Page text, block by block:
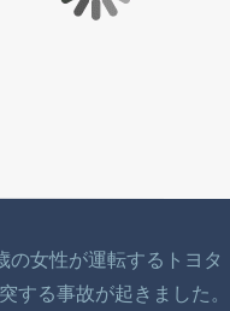
の女性が運転するトヨ
する事故が起きました